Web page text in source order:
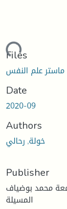
Files
Date
2020-09
Authors
خولة, رحالي
Publisher
محمد بوضياف
المسيلة